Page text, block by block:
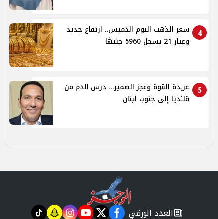
4
سعر الذهب اليوم الخميس.. ارتفاع جديد
وعيار 21 يسجل 5960 جنيهًا
5
عربدة القوة وعجز الضمير... درس الدم من
قلنديا إلى جنوب لبنان
العدد الورقي